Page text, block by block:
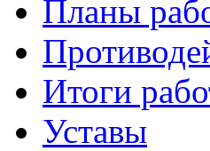
Планы
Итоги
Уставы